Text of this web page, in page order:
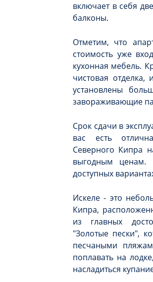
включает в себя
балконы.
Отметим, что
стоимость уже
кухонная мебель.
чистовая
установлены
завораживающие
Срок сдачи в
вас есть
Северного Кипра
выгодным ценам.
доступных
Искеле - это
Кипра,
из главных
"Золотые пески",
песчаными
поплавать на
насладиться